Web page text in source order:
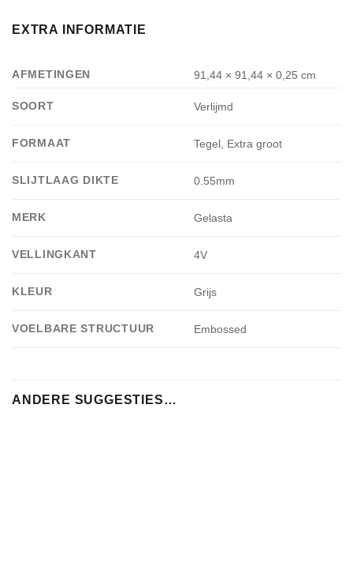
EXTRA INFORMATIE
AFMETINGEN 91,44 × 91,44 × 0,25 cm
SOORT Verlijmd
FORMAAT Tegel, Extra groot
SLIJTLAAG DIKTE 0.55mm
MERK Gelasta
VELLINGKANT 4V
KLEUR Grijs
VOELBARE STRUCTUUR Embossed
ANDERE SUGGESTIES…